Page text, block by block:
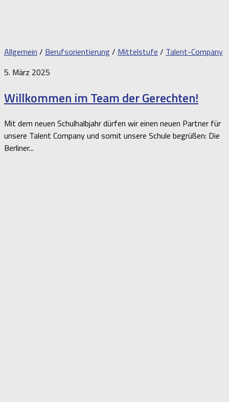
Allgemein / Berufsorientierung/ Mittelstufe / Talent-Company
5. März 2025
Willkommen im Team der Gerechten!
Mit dem neuen Schulhalbjahr dürfen wir einen neuen Partner für
unsere Talent Company und somit unsere Schule begrüßen: Die
Berliner...